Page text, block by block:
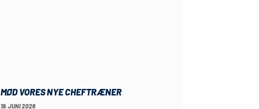
MØD VORES NYE CHEFTRÆNER
19. JUNI 2026